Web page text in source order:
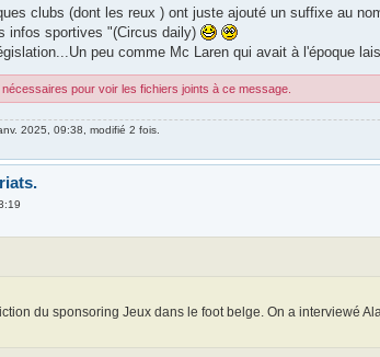
clubs (dont les reux ) ont juste ajouté un suffixe au
infos sportives "(Circus daily)
peu comme Mc Laren qui avait à l'époque
pour voir les fichiers joints à ce message.
2025, 09:38, modifié 2 fois.
du sponsoring Jeux dans le foot belge. On a interviewé